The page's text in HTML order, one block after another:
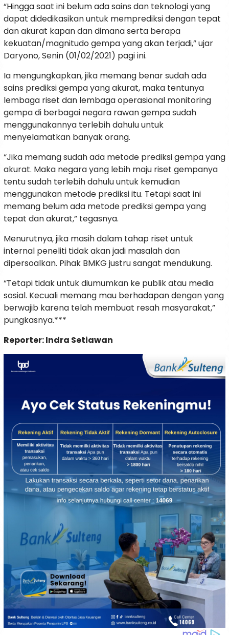
“Hingga saat ini belum ada sains dan teknologi yang
dapat didedikasikan untuk memprediksi dengan tepat
dan akurat kapan dan dimana serta berapa
kekuatan/magnitudo gempa yang akan terjadi,” ujar
Daryono, Senin (01/02/2021) pagi ini.
Ia mengungkapkan, jika memang benar sudah ada
sains prediksi gempa yang akurat, maka tentunya
lembaga riset dan lembaga operasional monitoring
gempa di berbagai negara rawan gempa sudah
menggunakannya terlebih dahulu untuk
menyelamatkan banyak orang.
“Jika memang sudah ada metode prediksi gempa yang
akurat. Maka negara yang lebih maju riset gempanya
tentu sudah terlebih dahulu untuk kemudian
menggunakan metode prediksi itu. Tetapi saat ini
memang belum ada metode prediksi gempa yang
tepat dan akurat,” tegasnya.
Menurutnya, jika masih dalam tahap riset untuk
internal peneliti tidak akan jadi masalah dan
dipersoalkan. Pihak BMKG justru sangat mendukung.
“Tetapi tidak untuk diumumkan ke publik atau media
sosial. Kecuali memang mau berhadapan dengan yang
berwajib karena telah membuat resah masyarakat,”
pungkasnya.***
Reporter: Indra Setiawan